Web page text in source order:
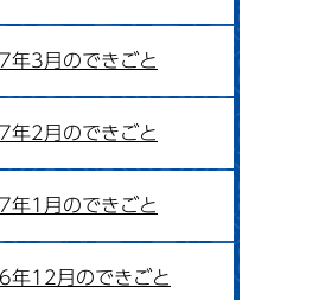
年3月のできごと
年2月のできごと
年1月のできごと
年12月のできごと